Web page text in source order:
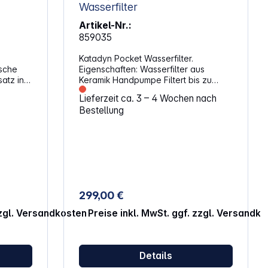
in
von
Versandkosten
Wasserfilter
Artikel-Nr.:
859035
Katadyn Pocket Wasserfilter.
Eigenschaften: Wasserfilter aus
Keramik Handpumpe Filtert bis zu
50.000 Liter Wasser Abmessungen
(Durchmesser x Länge): 6 x 24 cm
Gewicht: 550 g
Lieferzeit ca. 3 – 4 Wochen nach
Bestellung
299,00 €
Preise inkl. MwSt. ggf. zzgl.
Details